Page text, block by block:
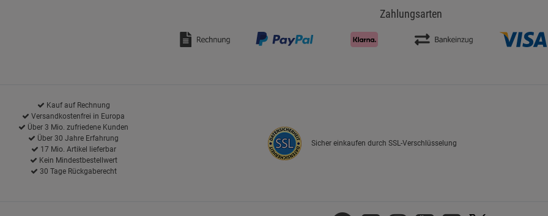
Zahlungsarten
Kauf auf Rechnung
Versandkostenfrei in Europa
Über 3 Mio. zufriedene Kunden
Über 30 Jahre Erfahrung
17 Mio. Artikel lieferbar
Kein Mindestbestellwert
30 Tage Rückgaberecht
Sicher einkaufen durch SSL-Verschlüsselung